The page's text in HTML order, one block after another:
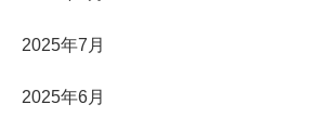
2025年7月
2025年6月